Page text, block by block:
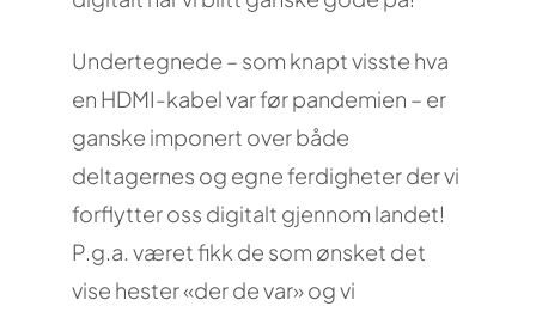
Undertegnede – som knapt visste hva
en HDMI-kabel var før pandemien – er
ganske imponert over både
deltagernes og egne ferdigheter der vi
forflytter oss digitalt gjennom landet!
P.g.a. været fikk de som ønsket det
vise hester «der de var» og vi